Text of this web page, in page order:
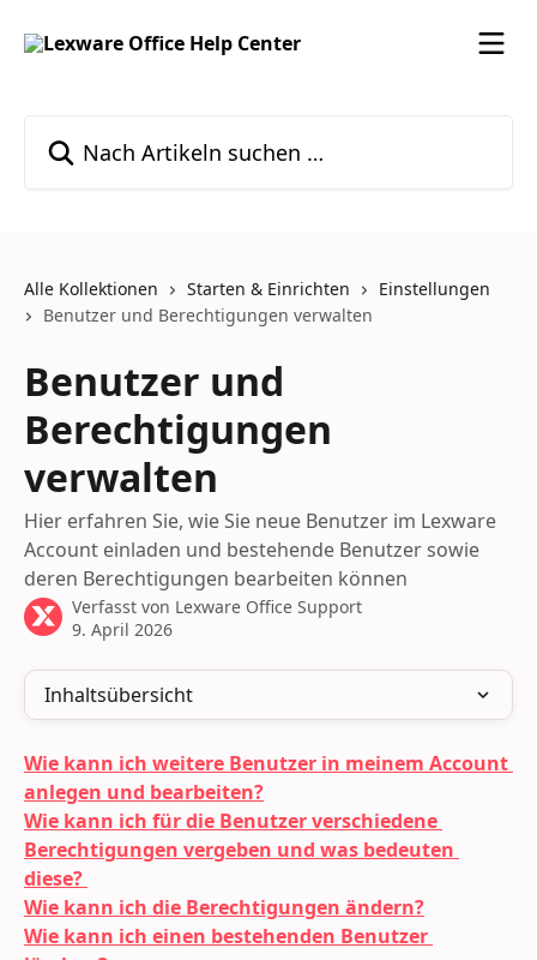
Alle Kollektionen Starten & Einrichten
Einstellungen
Benutzer und Berechtigungen verwalten
Benutzer und
Berechtigungen
verwalten
Hier erfahren Sie, wie Sie neue Benutzer im Lexware
Account einladen und bestehende Benutzer sowie
deren Berechtigungen bearbeiten können
Verfasst von Lexware Office Support
9. April 2026
Inhaltsübersicht
Wie kann ich weitere Benutzer in meinem Account
anlegen und bearbeiten?
Wie kann ich für die Benutzer verschiedene
Berechtigungen vergeben und was bedeuten
diese?
Wie kann ich die Berechtigungen ändern?
Wie kann ich einen bestehenden Benutzer